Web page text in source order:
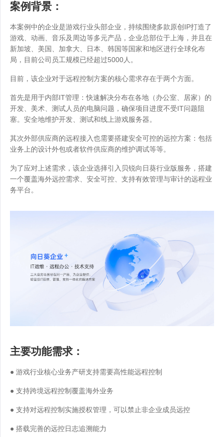
案例背景：
本案例中的企业是游戏行业头部企业，持续围绕多款原创IP打造了
游戏、动画、音乐及周边等多元产品，企业总部位于上海，并且在
新加坡、美国、加拿大、日本、韩国等国家和地区进行全球化布
局，目前公司员工规模已经超过5000人。
目前，该企业对于远程控制方案的核心需求存在于两个方面。
首先是用于内部IT管理：快速解决分布在各地（办公室、居家）的
开发、美术、测试人员的电脑问题，确保项目进度不受IT问题阻
塞。安全地维护开发、测试和线上游戏服务器。
其次外部供应商的远程接入也需要搭建安全可控的远控方案：包括
业务上的设计外包或者软件供应商的维护调试等等。
为了应对上述需求，该企业选择引入贝锐向日葵行业版服务，搭建
一个覆盖海外远控需求、安全可控、支持有效管理与审计的远程业
务平台。
主要功能需求：
● 游戏行业核心业务产研支持需要高性能远程控制
● 支持跨境远程控制覆盖海外业务
● 支持对远程控制实施授权管理，可以禁止非企业成员远控
● 搭载完善的远控日志追溯能力